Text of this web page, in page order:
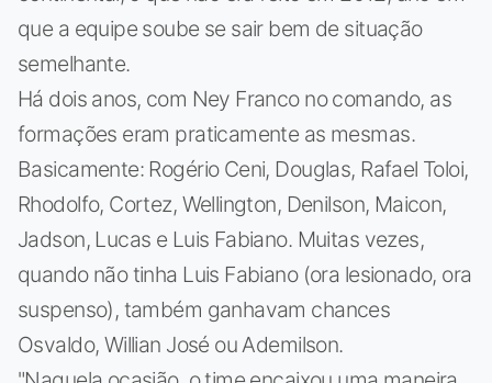
que a equipe soube se sair bem de situação
semelhante.
Há dois anos, com Ney Franco no comando, as
formações eram praticamente as mesmas.
Basicamente: Rogério Ceni, Douglas, Rafael Toloi,
Rhodolfo, Cortez, Wellington, Denilson, Maicon,
Jadson, Lucas e Luis Fabiano. Muitas vezes,
quando não tinha Luis Fabiano (ora lesionado, ora
suspenso), também ganhavam chances
Osvaldo, Willian José ou Ademilson.